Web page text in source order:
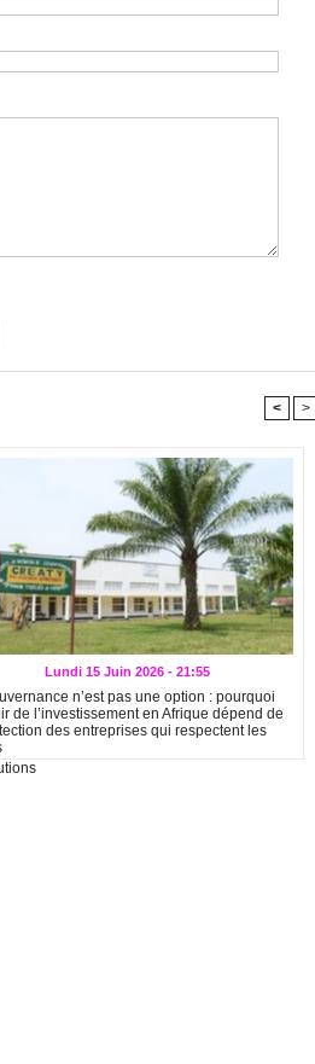
< >
Lundi 15 Juin 2026 - 21:55
n’est pas une option : pourquoi
de l’investissement en Afrique dépend de
des entreprises qui respectent les